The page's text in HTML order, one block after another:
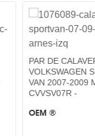
DE CALAVERA
SPORT
2007-2009 MR1-PAR-
-